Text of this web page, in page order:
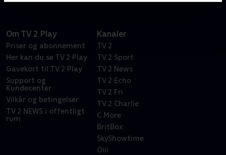
Om TV 2 Play
Priser og abonnement
Her kan du se TV 2 Play
Gavekort til TV 2 Play
Support og
Kundecenter
Vilkår og betingelser
TV 2 NEWS i offentligt
rum
Kanaler
TV 2
TV 2 Sport
TV 2 News
TV 2 Echo
TV 2 Fri
TV 2 Charlie
C More
BritBox
SkyShowtime
Oiii